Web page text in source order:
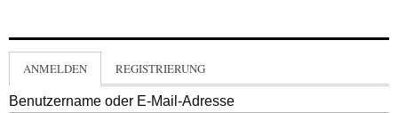
ANMELDEN REGISTRIERUNG
Benutzername oder E-Mail-Adresse